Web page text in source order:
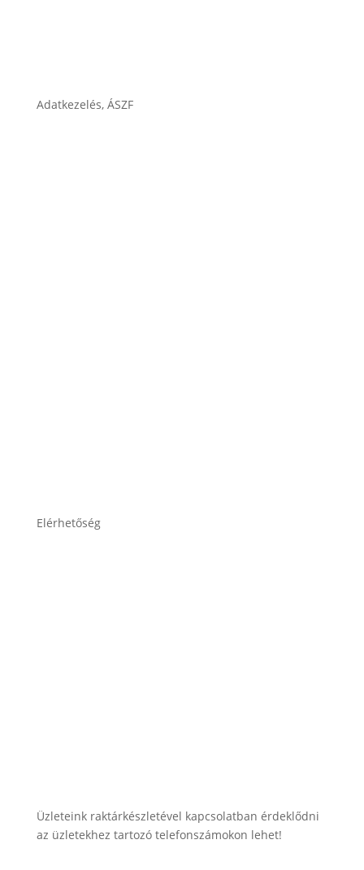
Adatkezelés, ÁSZF
Elérhetőség
Üzleteink raktárkészletével kapcsolatban érdeklődni
az üzletekhez tartozó telefonszámokon lehet!